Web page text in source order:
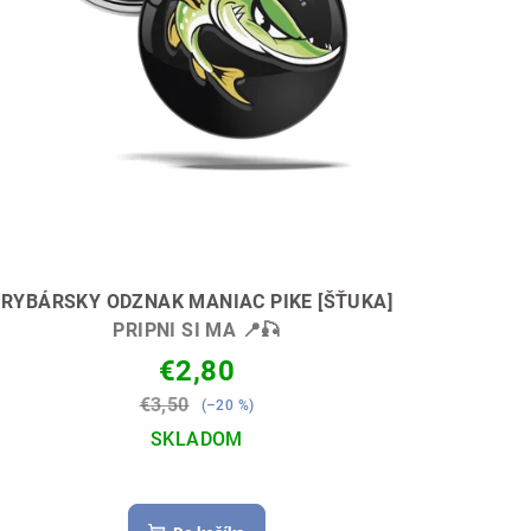
RYBÁRSKY ODZNAK MANIAC PIKE [ŠŤUKA]
PRIPNI SI MA 📍🎣
€2,80
€3,50 (–20 %)
SKLADOM